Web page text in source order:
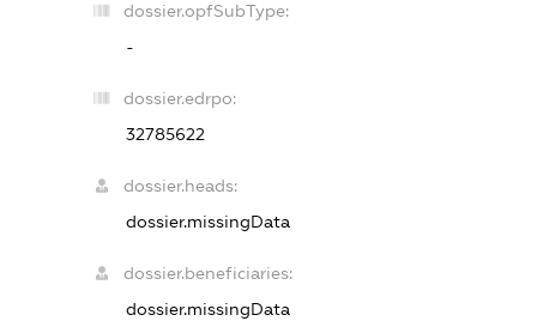
dossier.opfSubType:
-
dossier.edrpo:
32785622
dossier.heads:
dossier.missingData
dossier.beneficiaries:
dossier.missingData